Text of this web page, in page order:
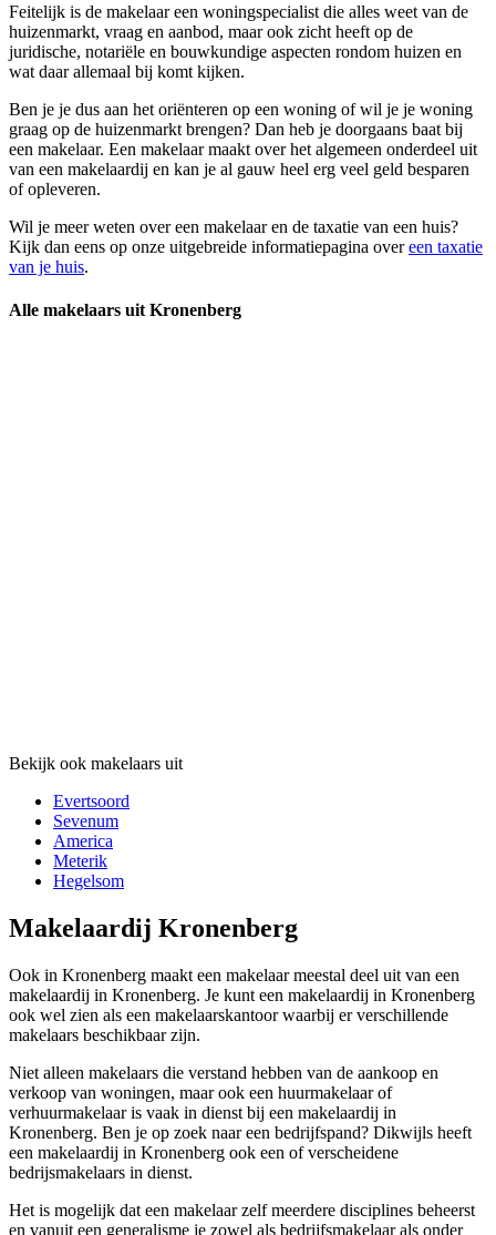
Feitelijk is de makelaar een woningspecialist die alles weet van de
huizenmarkt, vraag en aanbod, maar ook zicht heeft op de
juridische, notariële en bouwkundige aspecten rondom huizen en
wat daar allemaal bij komt kijken.
Ben je je dus aan het oriënteren op een woning of wil je je woning
graag op de huizenmarkt brengen? Dan heb je doorgaans baat bij
een makelaar. Een makelaar maakt over het algemeen onderdeel uit
van een makelaardij en kan je al gauw heel erg veel geld besparen
of opleveren.
Wil je meer weten over een makelaar en de taxatie van een huis?
Kijk dan eens op onze uitgebreide informatiepagina overeen taxatie
van je huis.
Alle makelaars uit Kronenberg
Bekijk ook makelaars uit
Evertsoord
Sevenum
America
Meterik
Hegelsom
Makelaardij Kronenberg
Ook in Kronenberg maakt een makelaar meestal deel uit van een
makelaardij in Kronenberg. Je kunt een makelaardij in Kronenberg
ook wel zien als een makelaarskantoor waarbij er verschillende
makelaars beschikbaar zijn.
Niet alleen makelaars die verstand hebben van de aankoop en
verkoop van woningen, maar ook een huurmakelaar of
verhuurmakelaar is vaak in dienst bij een makelaardij in
Kronenberg. Ben je op zoek naar een bedrijfspand? Dikwijls heeft
een makelaardij in Kronenberg ook een of verscheidene
bedrijsmakelaars in dienst.
Het is mogelijk dat een makelaar zelf meerdere disciplines beheerst
en vanuit een generalisme je zowel als bedrijfsmakelaar als onder